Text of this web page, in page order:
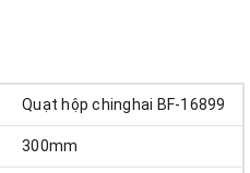
Quạt hộp chinghai BF-16899
300mm